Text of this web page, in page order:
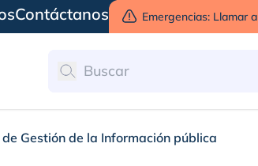
Contáctanos Emergencias: Llamar
Gestión de la Información pública